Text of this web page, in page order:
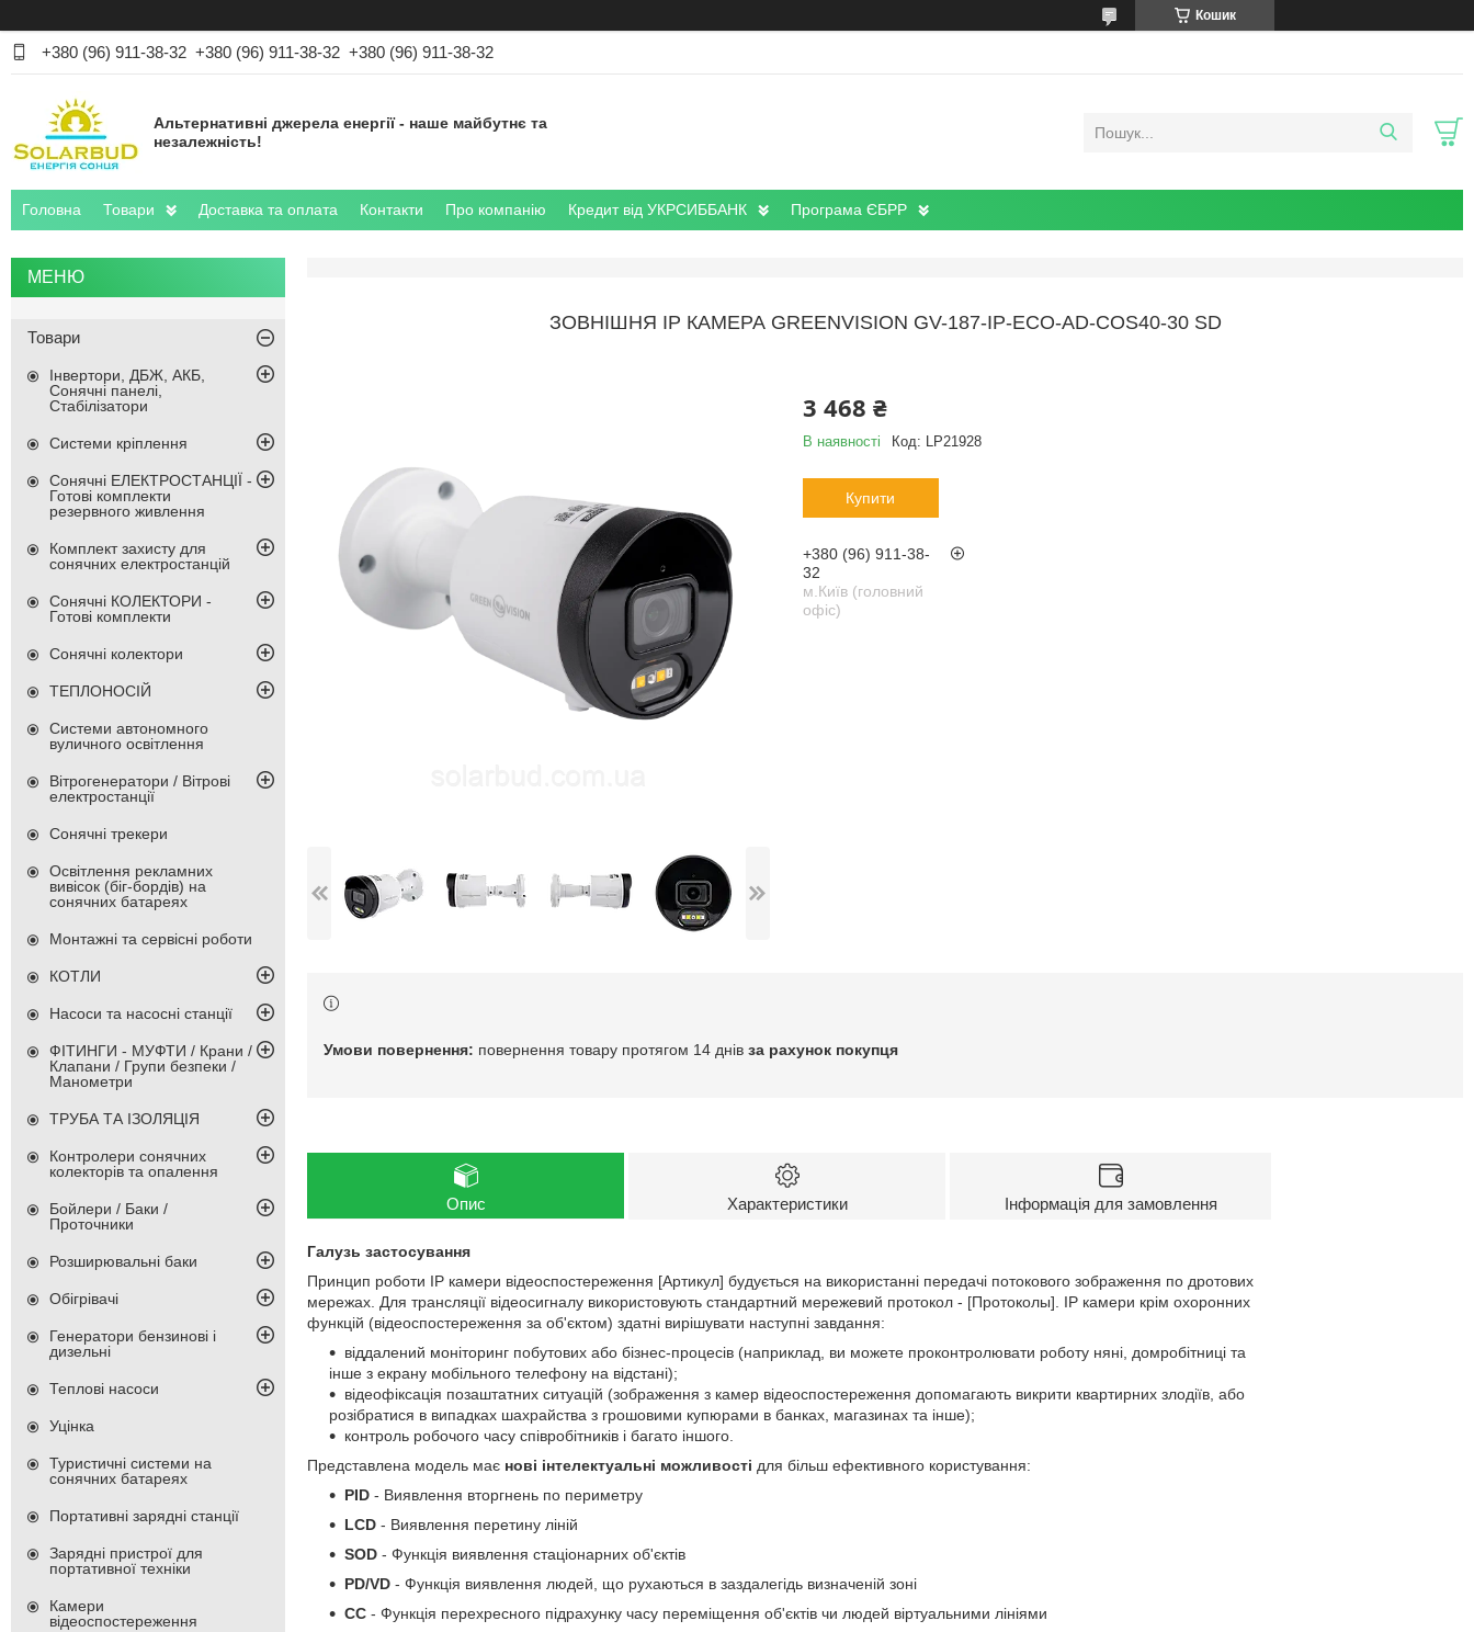
Кошик
+380 (96) 911-38-32 +380 (96) 911-38-32 +380 (96) 911-38-32
Альтернативні джерела енергії - наше майбутнє та
незалежність!
Головна Товари Доставка та оплата Контакти Про компанію Кредит від УКРСИББАНК Програма ЄБРР
ЗОВНІШНЯ IP КАМЕРА GREENVISION GV-187-IP-ECO-AD-COS40-30 SD
3 468 ₴
В наявності Код: LP21928
Купити
+380 (96) 911-38-
32
м.Київ (головний
офіс)
повернення товару протягом 14 днів за рахунок покупця
Опис Характеристики Інформація для замовлення
Галузь застосування
Принцип роботи IP камери відеоспостереження [Артикул] будується на використанні передачі потокового зображення по дротових
мережах. Для трансляції відеосигналу використовують стандартний мережевий протокол - [Протоколы]. IP камери крім охоронних
функцій (відеоспостереження за об'єктом) здатні вирішувати наступні завдання:
віддалений моніторинг побутових або бізнес-процесів (наприклад, ви можете проконтролювати роботу няні, домробітниці та
інше з екрану мобільного телефону на відстані);
відеофіксація позаштатних ситуацій (зображення з камер відеоспостереження допомагають викрити квартирних злодіїв, або
розібратися в випадках шахрайства з грошовими купюрами в банках, магазинах та інше);
контроль робочого часу співробітників і багато іншого.
Представлена модель має нові інтелектуальні можливості для більш ефективного користування:
PID - Виявлення вторгнень по периметру
LCD - Виявлення перетину ліній
SOD - Функція виявлення стаціонарних об'єктів
PD/VD - Функція виявлення людей, що рухаються в заздалегідь визначеній зоні
CC - Функція перехресного підрахунку часу переміщення об'єктів чи людей віртуальними лініями
Товари
Інвертори, ДБЖ, АКБ,
Сонячні панелі,
Стабілізатори
Системи кріплення
Сонячні ЕЛЕКТРОСТАНЦІЇ -
Готові комплекти
резервного живлення
Комплект захисту для
сонячних електростанцій
Сонячні КОЛЕКТОРИ -
Готові комплекти
Сонячні колектори
ТЕПЛОНОСІЙ
Системи автономного
вуличного освітлення
Вітрогенератори / Вітрові
електростанції
Сонячні трекери
Освітлення рекламних
вивісок (біг-бордів) на
сонячних батареях
Монтажні та сервісні роботи
КОТЛИ
Насоси та насосні станції
ФІТИНГИ - МУФТИ / Крани /
Клапани / Групи безпеки /
Манометри
ТРУБА ТА ІЗОЛЯЦІЯ
Контролери сонячних
колекторів та опалення
Бойлери / Баки /
Проточники
Розширювальні баки
Обігрівачі
Генератори бензинові і
дизельні
Теплові насоси
Уцінка
Туристичні системи на
сонячних батареях
Портативні зарядні станції
Зарядні пристрої для
портативної техніки
Камери
відеоспостереження